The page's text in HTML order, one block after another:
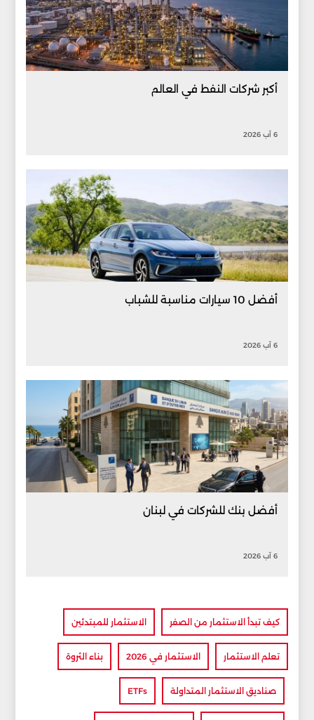
أكبر شركات النفط في العالم
6 آب 2026
أفضل 10 سيارات مناسبة للشباب
6 آب 2026
أفضل بنك للشركات في لبنان
6 آب 2026
كيف تبدأ الاستثمار من الصفر الاستثمار للمبتدئين
تعلم الاستثمار الاستثمار في 2026 بناء الثروة
صناديق الاستثمار المتداولة ETFs